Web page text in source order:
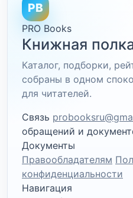
PB
PRO Books
Книжная
Каталог, подборки,
собраны в одном
для читателей.
Связь
обращений и
Документы
Правообладателям
конфиденциальности
Навигация